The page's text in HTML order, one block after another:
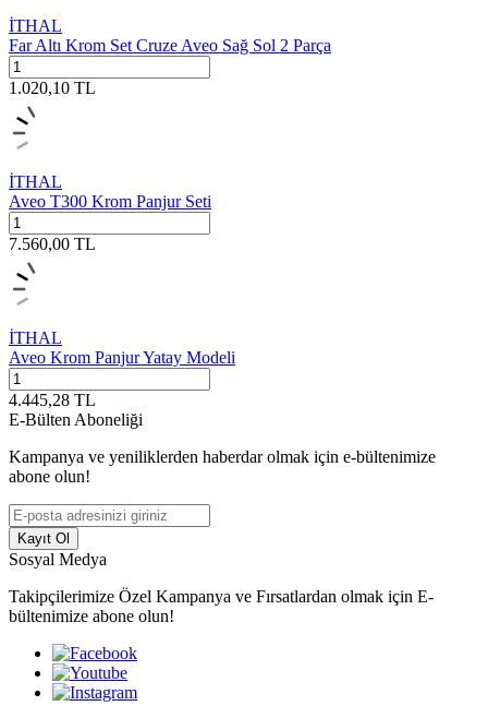
İTHAL
Far Altı Krom Set Cruze Aveo Sağ Sol 2 Parça
1.020,10 TL
İTHAL
Aveo T300 Krom Panjur Seti
7.560,00 TL
İTHAL
Aveo Krom Panjur Yatay Modeli
4.445,28 TL
E-Bülten Aboneliği
Kampanya ve yeniliklerden haberdar olmak için e-bültenimize
abone olun!
Kayıt Ol
Sosyal Medya
Takipçilerimize Özel Kampanya ve Fırsatlardan olmak için E-
bültenimize abone olun!